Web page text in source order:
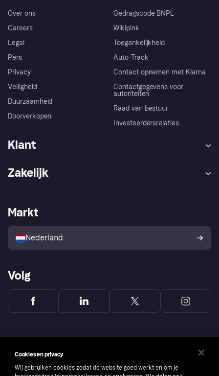
Over ons
Careers
Legal
Pers
Privacy
Veiligheid
Duurzaamheid
Doorverkopen
Gedragscode BNPL
Wikipink
Toegankelijkheid
Auto-Track
Contact opnemen met Klarna
Contactgegevens voor
autoriteiten
Raad van bestuur
Investeerdersrelaties
Klant
Winkeloverzicht
Kopersbescherming voor
consumenten
Zakelijk
Zakelijke login
Markt
Nederland
Volg
Cookies en privacy
Wij gebruiken cookies zodat de website goed werkt en om je